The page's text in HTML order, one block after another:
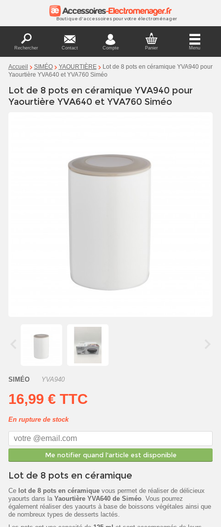
Boutique d'accessoires pour votre électroménager
Rechercher Contact Compte Panier Menu
Accueil SIMÉO YAOURTIÈRE
Lot de 8 pots en céramique YVA940 pour
Yaourtière YVA640 et YVA760 Siméo
Lot de 8 pots en céramique YVA940 pour
Yaourtière YVA640 et YVA760 Siméo
SIMÉO YVA940
16,99 € TTC
En rupture de stock
Me notifier quand l'article est disponible
Lot de 8 pots en céramique
Ce lot de 8 pots en céramiquevous permet de réaliser de délicieux
yaourts dans la Yaourtière YVA640 de Siméo. Vous pourrez
également réaliser des yaourts à base de boissons végétales ainsi que
de nombreux types de desserts lactés.